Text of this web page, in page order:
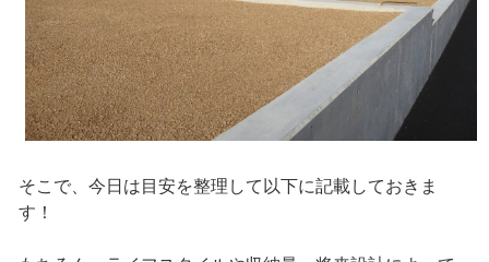
そこで、今日は目安を整理して以下に記載しておきま
す！